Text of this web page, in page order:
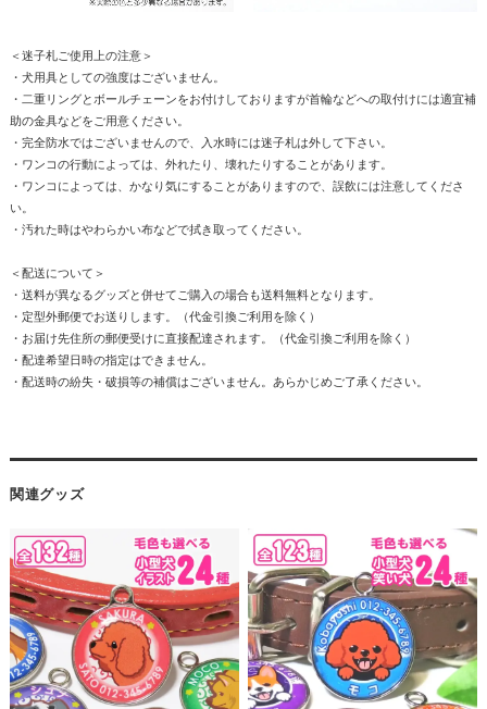
＜迷子札ご使用上の注意＞
・犬用具としての強度はございません。
・二重リングとボールチェーンをお付けしておりますが首輪などへの取付けには適宜補
助の金具などをご用意ください。
・完全防水ではございませんので、入水時には迷子札は外して下さい。
・ワンコの行動によっては、外れたり、壊れたりすることがあります。
・ワンコによっては、かなり気にすることがありますので、誤飲には注意してくださ
い。
・汚れた時はやわらかい布などで拭き取ってください。
＜配送について＞
・送料が異なるグッズと併せてご購入の場合も送料無料となります。
・定型外郵便でお送りします。（代金引換ご利用を除く）
・お届け先住所の郵便受けに直接配達されます。（代金引換ご利用を除く）
・配達希望日時の指定はできません。
・配送時の紛失・破損等の補償はございません。あらかじめご了承ください。
関連グッズ